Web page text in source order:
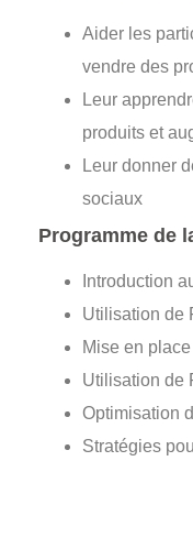
Aider les
vendre des
Leur
produits et
Leur donner
sociaux
Programme de
Introduction
Utilisation de
Mise en
Utilisation de
Optimisation
Stratégies